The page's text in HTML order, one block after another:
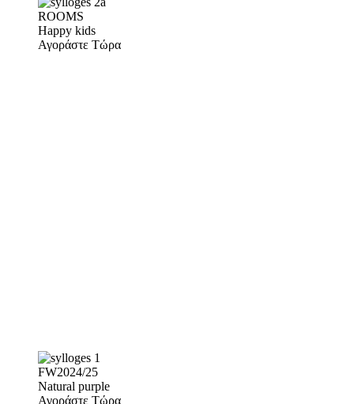
ROOMS
Happy kids
Αγοράστε Τώρα
FW2024/25
Natural purple
Αγοράστε Τώρα